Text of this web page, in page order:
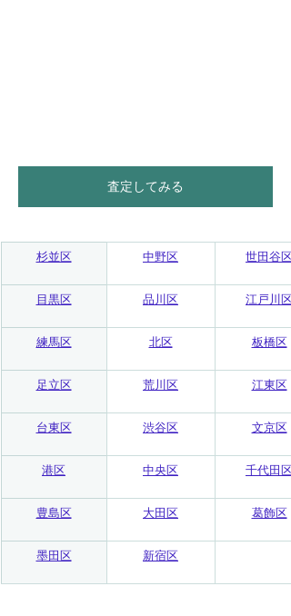
査定してみる
杉並区 中野区 世田谷区
目黒区 品川区 江戸川区
練馬区 北区 板橋区
足立区 荒川区 江東区
台東区 渋谷区 文京区
港区 中央区 千代田区
豊島区 大田区 葛飾区
墨田区 新宿区